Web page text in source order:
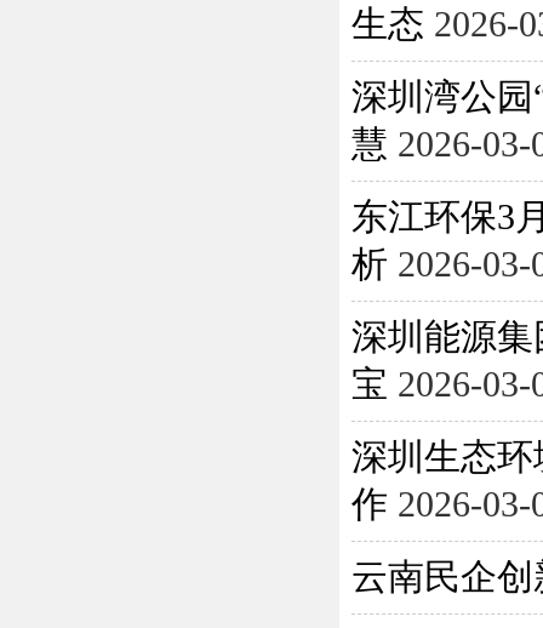
生态 2026-
深圳湾公
慧 2026-03-
东江环保3
析 2026-03-
深圳能源
宝 2026-03-
深圳生态
作 2026-03-
云南民企